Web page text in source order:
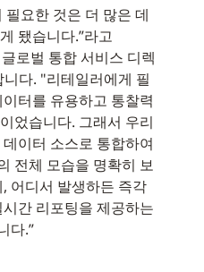
요한 것은 더 많은 데
됐습니다.”라고
로벌 통합 서비스 디렉
다. "리테일러에게 필
터를 유용하고 통찰력
었습니다. 그래서 우리
이터 소스로 통합하여
전체 모습을 명확히 보
어디서 발생하든 즉각
간 리포팅을 제공하는
다.”